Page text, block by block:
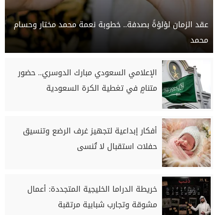
عقد الزمان لؤلؤةً بصدفة.. خطوبة نعمة محمد مختار وحسام
محمد
الإعلامي السعودي مبارك الدوسري.. حضور
متنامٍ في تغطية الكرة السعودية
أفكار إبداعية لتجهيز غرف الرضع وتنسيق
حفلات استقبال لا تُنسى
خريطة الدراما الخليجية المتجددة: أعمال
مشوقة وتجارب شبابية مرتقبة